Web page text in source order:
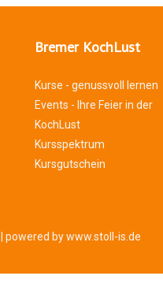
Bremer KochLust
Kurse - genussvoll lernen
Events - Ihre Feier in der
KochLust
Kursspektrum
Kursgutschein
powered by www.stoll-is.de